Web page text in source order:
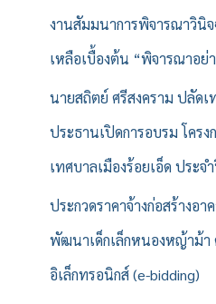
งานสัมมนาการพิจารณาวินิ
เหลือเบื้องต้น “พิจารณาอย่
นายสถิตย์ ศรีสงคราม ปลัดเ
ประธานเปิดการอบรม โครง
เทศบาลเมืองร้อยเอ็ด ประ
ประกวดราคาจ้างก่อสร้างอ
พัฒนาเด็กเล็กหนองหญ้าม้า
อิเล็กทรอนิกส์ (e-bidding)